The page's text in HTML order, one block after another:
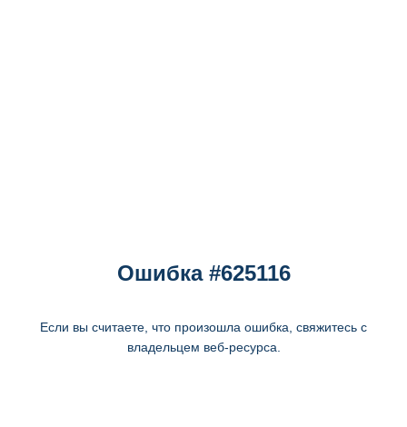
Ошибка #625116
Если вы считаете, что произошла ошибка, свяжитесь с
владельцем веб-ресурса.